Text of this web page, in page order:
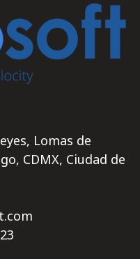
Lomas de
CDMX, Ciudad de